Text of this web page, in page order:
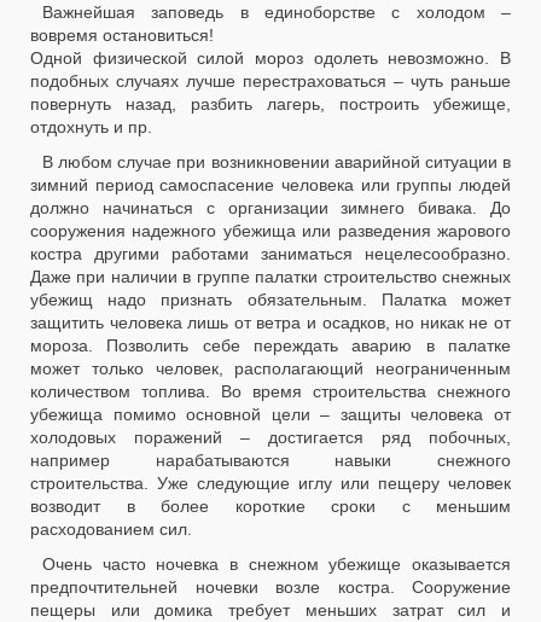
Важнейшая заповедь в единоборстве с холодом –
вовремя остановиться!
Одной физической силой мороз одолеть невозможно. В
подобных случаях лучше перестраховаться – чуть раньше
повернуть назад, разбить лагерь, построить убежище,
отдохнуть и пр.
В любом случае при возникновении аварийной ситуации в
зимний период самоспасение человека или группы людей
должно начинаться с организации зимнего бивака. До
сооружения надежного убежища или разведения жарового
костра другими работами заниматься нецелесообразно.
Даже при наличии в группе палатки строительство снежных
убежищ надо признать обязательным. Палатка может
защитить человека лишь от ветра и осадков, но никак не от
мороза. Позволить себе переждать аварию в палатке
может только человек, располагающий неограниченным
количеством топлива. Во время строительства снежного
убежища помимо основной цели – защиты человека от
холодовых поражений – достигается ряд побочных,
например нарабатываются навыки снежного
строительства. Уже следующие иглу или пещеру человек
возводит в более короткие сроки с меньшим
расходованием сил.
Очень часто ночевка в снежном убежище оказывается
предпочтительней ночевки возле костра. Сооружение
пещеры или домика требует меньших затрат сил и